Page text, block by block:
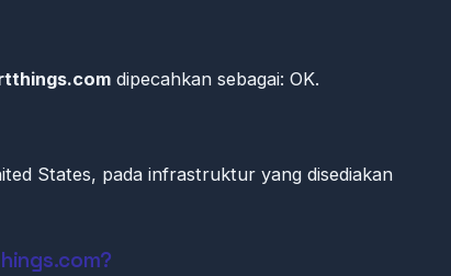
dipecahkan sebagai: OK.
States, pada infrastruktur yang disediakan